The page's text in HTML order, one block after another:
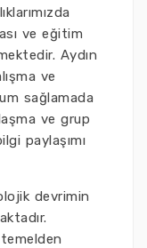
ve eğitim
Aydın
ve
sağlamada
ve grup
paylaşımı
devrimin
temelden